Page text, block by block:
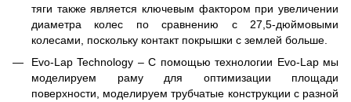
тяги также является ключевым фактором при увеличении
диаметра колес по сравнению с 27,5-дюймовыми
колесами, поскольку контакт покрышки с землей больше.
Evo-Lap Technology – С помощью технологии Evo-Lap мы
моделируем раму для оптимизации площади
поверхности, моделируем трубчатые конструкции с разной